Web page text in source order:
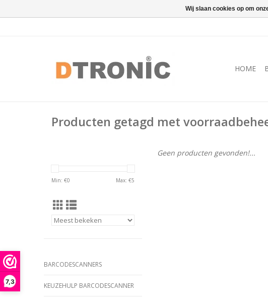
7,3
HOME
Producten getagd met
Min: €0 Max: €5
BARCODESCANNERS
KEUZEHULP BARCODESCANNER
Geen producten gevonden!...
Wij slaan cookies op om